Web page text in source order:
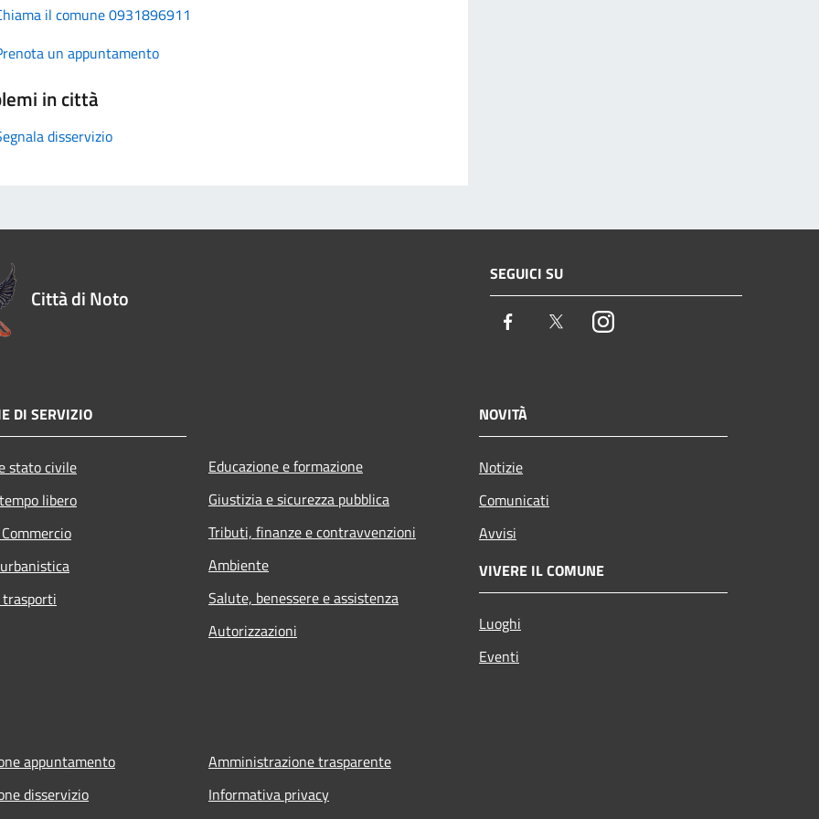
il comune 0931896911
un appuntamento
in città
disservizio
Città di Noto
SEGUICI SU
Facebook TwitterInstagram
DI SERVIZIO
stato civile
libero
Educazione e formazione
Giustizia e sicurezza pubblica
Tributi, finanze e contravvenzioni
Ambiente
Salute, benessere e assistenza
Autorizzazioni
NOVITÀ
Notizie
Comunicati
Avvisi
VIVERE IL COMUNE
Luoghi
Eventi
appuntamento
disservizio
Amministrazione trasparente
Informativa privacy